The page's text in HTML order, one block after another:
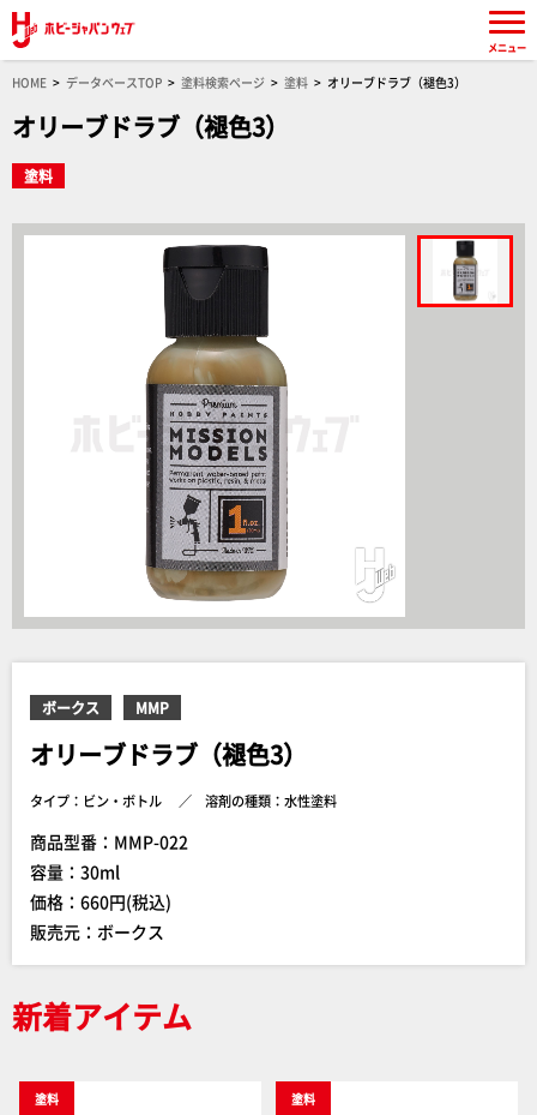
HOME データベースTOP 塗料検索ページ 塗料 オリーブドラブ（褪色3）
オリーブドラブ（褪色3）
塗料
ボークス MMP
オリーブドラブ（褪色3）
タイプ：ビン・ボトル 溶剤の種類：水性塗料
商品型番：MMP-022
容量：30ml
価格：660円(税込)
販売元：ボークス
新着アイテム
塗料 塗料
メニュー